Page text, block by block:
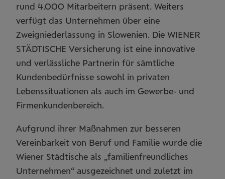
rund 4.000 Mitarbeitern präsent. Weiters
verfügt das Unternehmen über eine
Zweigniederlassung in Slowenien. Die WIENER
STÄDTISCHE Versicherung ist eine innovative
und verlässliche Partnerin für sämtliche
Kundenbedürfnisse sowohl in privaten
Lebenssituationen als auch im Gewerbe- und
Firmenkundenbereich.
Aufgrund ihrer Maßnahmen zur besseren
Vereinbarkeit von Beruf und Familie wurde die
Wiener Städtische als „familienfreundliches
Unternehmen“ ausgezeichnet und zuletzt im